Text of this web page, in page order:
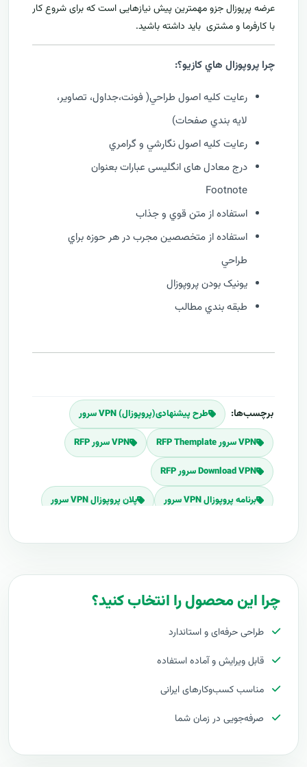
عرضه پرپوزال جزو مهمترين پیش نیازهایی است که برای شروع کار
با کارفرما و مشتری بايد داشته باشيد.
چرا پروپوزال هاي کازيو؟:
رعايت کليه اصول طراحي( فونت،جداول، تصاوير،
لايه بندي صفحات)
رعايت کليه اصول نگارشي و گرامري
درج معادل های انگلیسی عبارات بعنوان
Footnote
استفاده از متن قوي و جذاب
استفاده از متخصصين مجرب در هر حوزه براي
طراحي
يونيک بودن پروپوزال
طبقه بندي مطالب
برچسب‌ها: طرح پیشنهادی(پروپوزال) VPN سرور
VPN سرور RFP Themplate VPN سرور RFP
Download VPN سرور RFP
برنامه پروپوزال VPN سرور پلان پروپوزال VPN سرور
چرا این محصول را انتخاب کنید؟
طراحی حرفه‌ای و استاندارد
قابل ویرایش و آماده استفاده
مناسب کسب‌وکارهای ایرانی
صرفه‌جویی در زمان شما